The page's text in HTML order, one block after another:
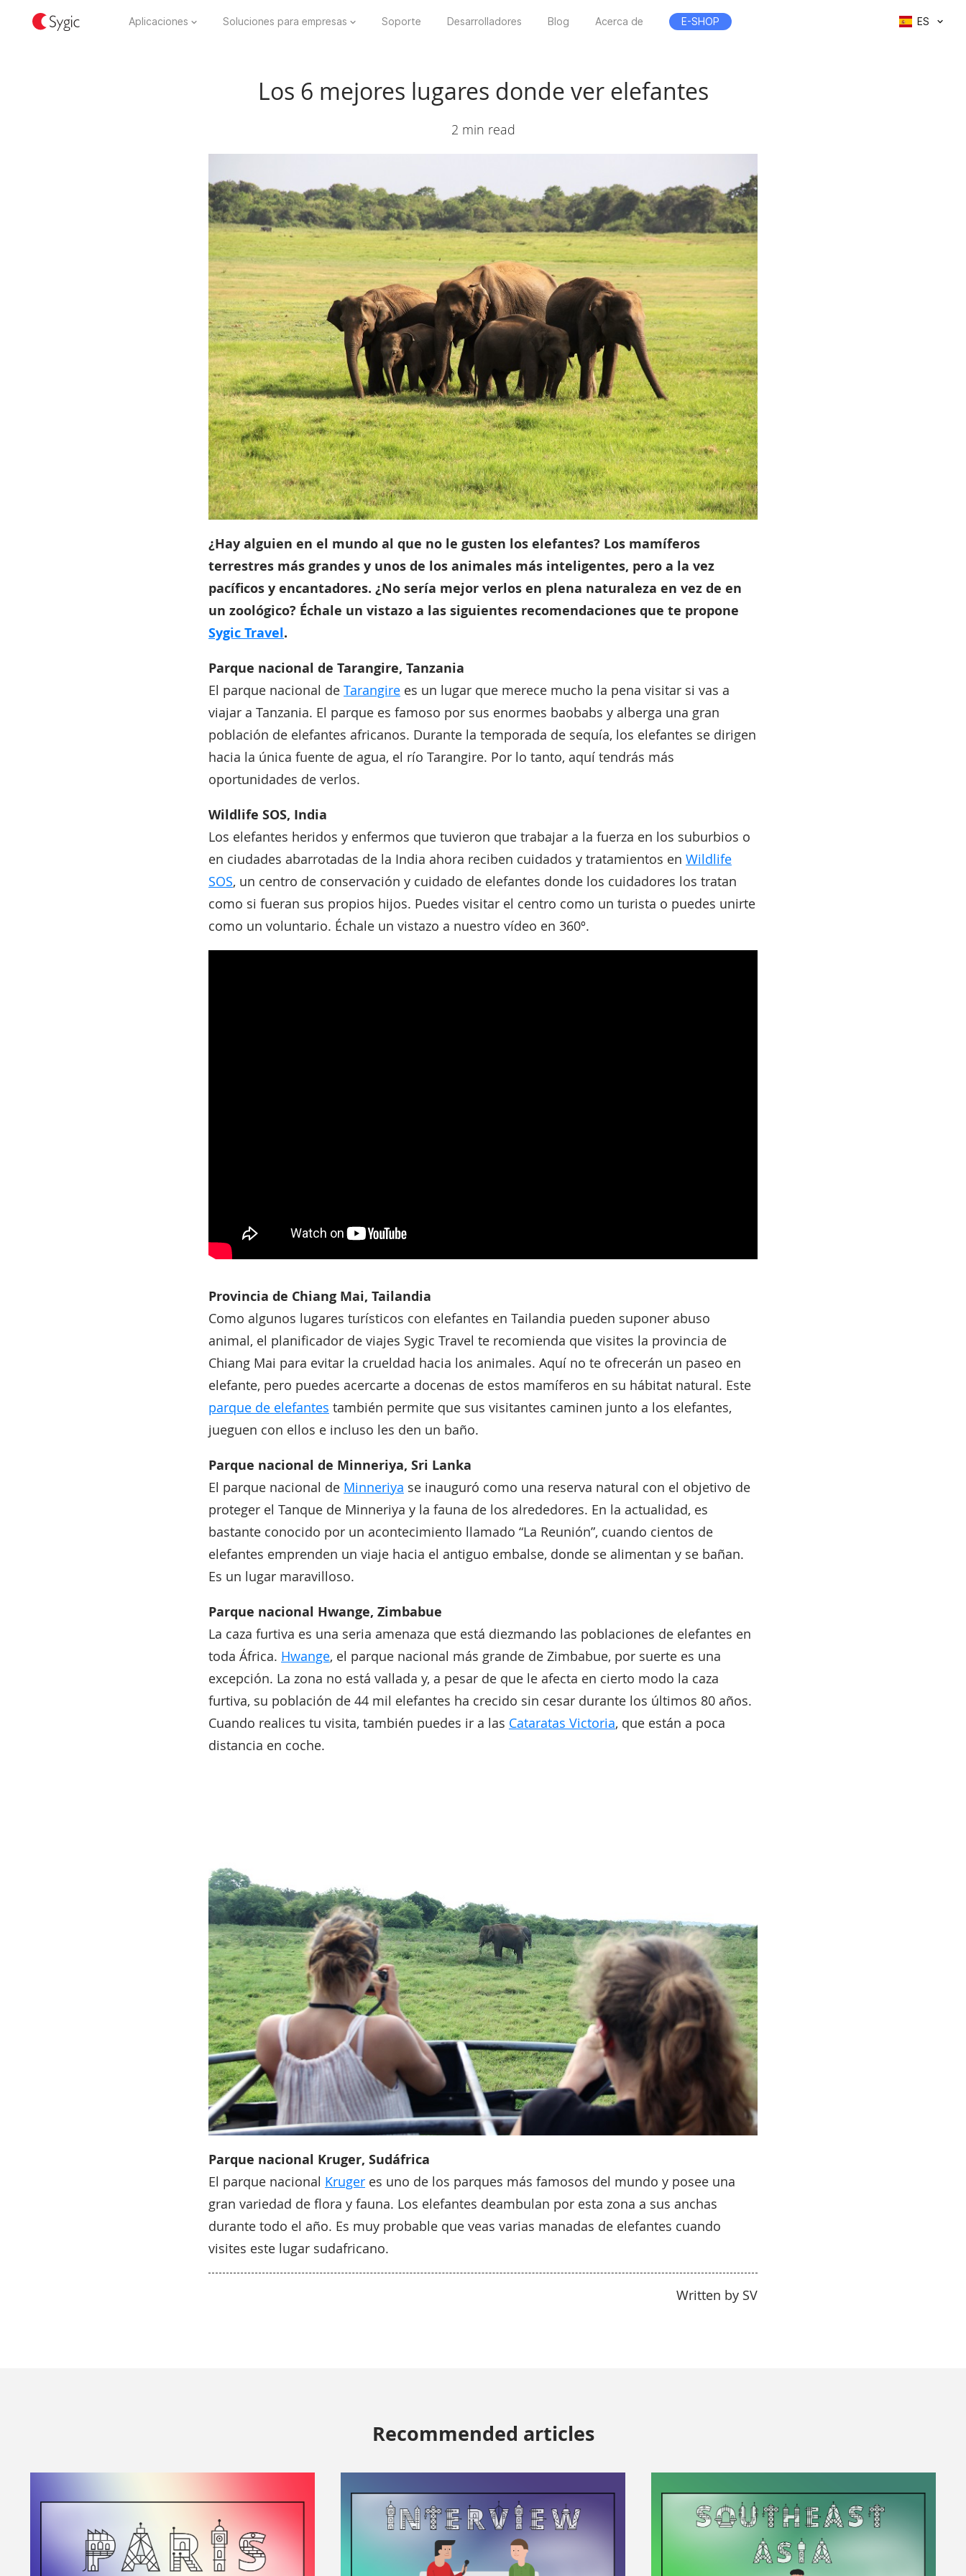
Aplicaciones Soluciones para empresas Soporte Desarrolladores Blog Acerca de E-SHOP ES
Los 6 mejores lugares donde ver elefantes
2 min read
¿Hay alguien en el mundo al que no le gusten los elefantes? Los mamíferos
terrestres más grandes y unos de los animales más inteligentes, pero a la vez
pacíficos y encantadores. ¿No sería mejor verlos en plena naturaleza en vez de en
un zoológico? Échale un vistazo a las siguientes recomendaciones que te propone
Sygic Travel.
Parque nacional de Tarangire, Tanzania
El parque nacional de Tarangire es un lugar que merece mucho la pena visitar si vas a
viajar a Tanzania. El parque es famoso por sus enormes baobabs y alberga una gran
población de elefantes africanos. Durante la temporada de sequía, los elefantes se dirigen
hacia la única fuente de agua, el río Tarangire. Por lo tanto, aquí tendrás más
oportunidades de verlos.
Wildlife SOS, India
Los elefantes heridos y enfermos que tuvieron que trabajar a la fuerza en los suburbios o
en ciudades abarrotadas de la India ahora reciben cuidados y tratamientos en Wildlife
SOS, un centro de conservación y cuidado de elefantes donde los cuidadores los tratan
como si fueran sus propios hijos. Puedes visitar el centro como un turista o puedes unirte
como un voluntario. Échale un vistazo a nuestro vídeo en 360º.
Provincia de Chiang Mai, Tailandia
Como algunos lugares turísticos con elefantes en Tailandia pueden suponer abuso
animal, el planificador de viajes Sygic Travel te recomienda que visites la provincia de
Chiang Mai para evitar la crueldad hacia los animales. Aquí no te ofrecerán un paseo en
elefante, pero puedes acercarte a docenas de estos mamíferos en su hábitat natural. Este
parque de elefantes también permite que sus visitantes caminen junto a los elefantes,
jueguen con ellos e incluso les den un baño.
Parque nacional de Minneriya, Sri Lanka
El parque nacional de Minneriya se inauguró como una reserva natural con el objetivo de
proteger el Tanque de Minneriya y la fauna de los alrededores. En la actualidad, es
bastante conocido por un acontecimiento llamado “La Reunión”, cuando cientos de
elefantes emprenden un viaje hacia el antiguo embalse, donde se alimentan y se bañan.
Es un lugar maravilloso.
Parque nacional Hwange, Zimbabue
La caza furtiva es una seria amenaza que está diezmando las poblaciones de elefantes en
toda África. Hwange, el parque nacional más grande de Zimbabue, por suerte es una
excepción. La zona no está vallada y, a pesar de que le afecta en cierto modo la caza
furtiva, su población de 44 mil elefantes ha crecido sin cesar durante los últimos 80 años.
Cuando realices tu visita, también puedes ir a las Cataratas Victoria, que están a poca
distancia en coche.
Parque nacional Kruger, Sudáfrica
El parque nacional Kruger es uno de los parques más famosos del mundo y posee una
gran variedad de flora y fauna. Los elefantes deambulan por esta zona a sus anchas
durante todo el año. Es muy probable que veas varias manadas de elefantes cuando
visites este lugar sudafricano.
Written by SV
Recommended articles